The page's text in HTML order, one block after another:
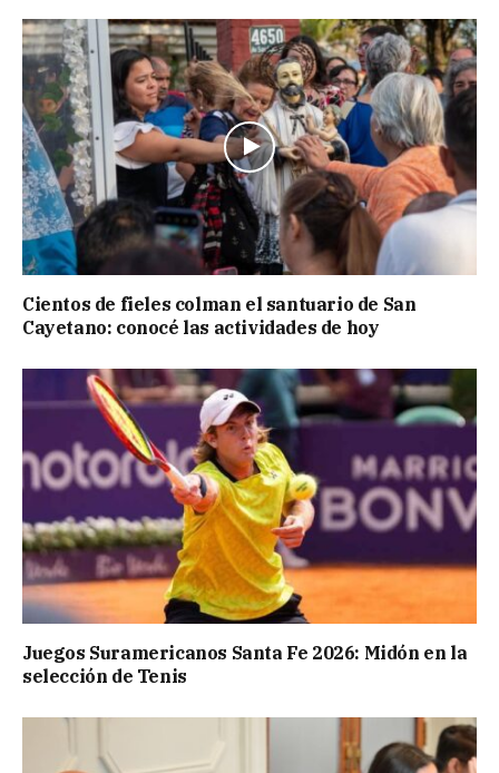
Cientos de fieles colman el santuario de San
Cayetano: conocé las actividades de hoy
Juegos Suramericanos Santa Fe 2026: Midón en la
selección de Tenis